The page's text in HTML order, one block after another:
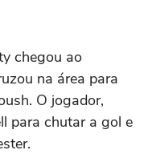
chegou ao
na área para
O jogador,
para chutar a gol e